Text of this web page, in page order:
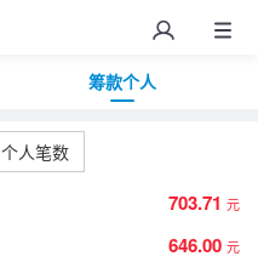
筹款个人
个人笔数
703.71 元
646.00 元